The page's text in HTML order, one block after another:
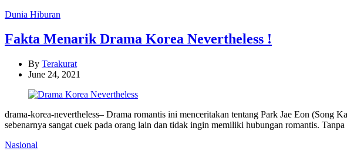
Categories
Dunia Hiburan
Fakta Menarik Drama Korea Nevertheless !
By Terakurat
June 24, 2021
drama-korea-nevertheless– Drama romantis ini menceritakan tentang Park Jae Eon (Song
sebenarnya sangat cuek pada orang lain dan tidak ingin memiliki hubungan romantis.
Categories
Nasional